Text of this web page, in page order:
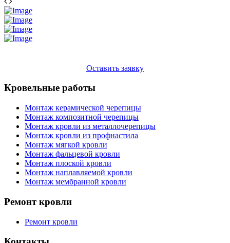
Оставить заявку
Кровельные работы
Монтаж керамической черепицы
Монтаж композитной черепицы
Монтаж кровли из металлочерепицы
Монтаж кровли из профнастила
Монтаж мягкой кровли
Монтаж фальцевой кровли
Монтаж плоской кровли
Монтаж наплавляемой кровли
Монтаж мембранной кровли
Ремонт кровли
Ремонт кровли